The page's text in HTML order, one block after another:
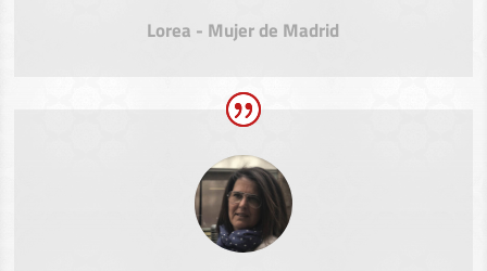
Lorea - Mujer de Madrid